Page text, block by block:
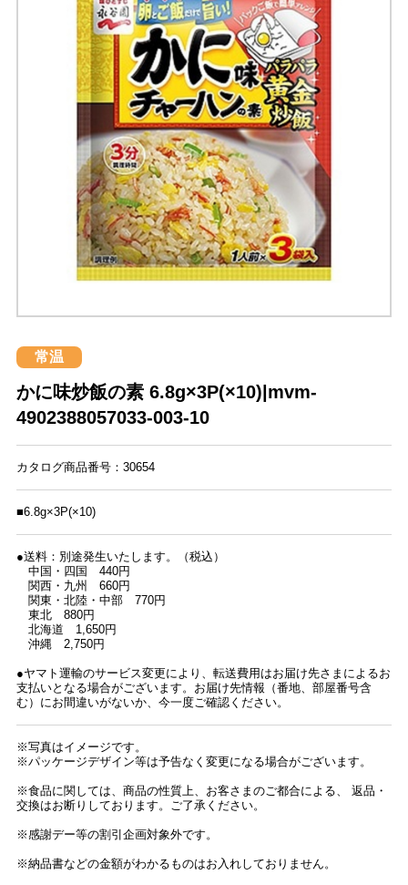
常温
かに味炒飯の素 6.8g×3P(×10)|mvm-
4902388057033-003-10
カタログ商品番号：30654
■6.8g×3P(×10)
●送料：別途発生いたします。（税込）
中国・四国 440円
関西・九州 660円
関東・北陸・中部 770円
東北 880円
北海道 1,650円
沖縄 2,750円
●ヤマト運輸のサービス変更により、転送費用はお届け先さまによるお
支払いとなる場合がございます。お届け先情報（番地、部屋番号含
む）にお間違いがないか、今一度ご確認ください。
※写真はイメージです。
※パッケージデザイン等は予告なく変更になる場合がございます。
※食品に関しては、商品の性質上、お客さまのご都合による、 返品・
交換はお断りしております。ご了承ください。
※感謝デー等の割引企画対象外です。
※納品書などの金額がわかるものはお入れしておりません。